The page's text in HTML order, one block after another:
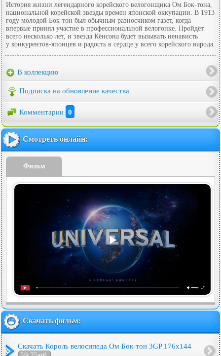
История жизни легендарного корейского велогонщика Ом Бок-тона,
национальной корейской звезды времен японской оккупации. В 1913
году молодой Бок-тон был обычным разносчиком газет, когда
впервые принял участие в профессиональной велогонке. Пройдёт
всего несколько лет, и звезда Кёнсона будет вызывать ненависть
у конкурентов-японцев и радость в сердце у всего корейского народа.
В коллекцию
Подписка на обновление качества
Комментарии 0
Смотреть онлайн:
Фильм
Скачать фильм:
Скачать Король велосипеда Ом Бок-тон 3GP 176x144